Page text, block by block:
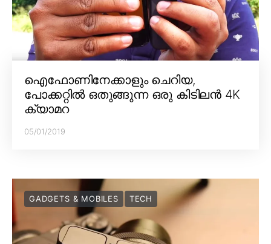
ഐഫോണിനേക്കാളും ചെറിയ,
പോക്കറ്റിൽ ഒതുങ്ങുന്ന ഒരു കിടിലൻ 4K
ക്യാമറ
05/01/2019
GADGETS & MOBILES TECH